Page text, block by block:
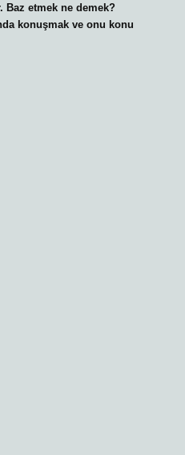
etmek ne demek?
konuşmak ve onu konu